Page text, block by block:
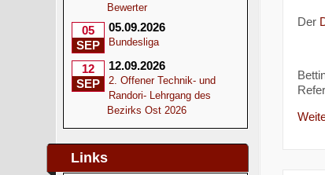
Bewerter
05
SEP
05.09.2026
Bundesliga
12
SEP
12.09.2026
2. Offener Technik- und
Randori- Lehrgang des
Bezirks Ost 2026
Links
Der